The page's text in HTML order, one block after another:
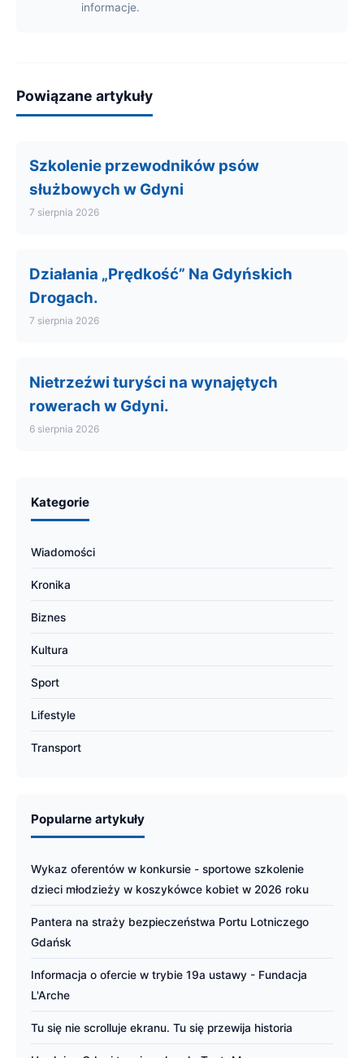
informacje.
Powiązane artykuły
Szkolenie przewodników psów
służbowych w Gdyni
7 sierpnia 2026
Działania „Prędkość” Na Gdyńskich
Drogach.
7 sierpnia 2026
Nietrzeźwi turyści na wynajętych
rowerach w Gdyni.
6 sierpnia 2026
Kategorie
Wiadomości
Kronika
Biznes
Kultura
Sport
Lifestyle
Transport
Popularne artykuły
Wykaz oferentów w konkursie - sportowe szkolenie
dzieci młodzieży w koszykówce kobiet w 2026 roku
Pantera na straży bezpieczeństwa Portu Lotniczego
Gdańsk
Informacja o ofercie w trybie 19a ustawy - Fundacja
L'Arche
Tu się nie scrolluje ekranu. Tu się przewija historia